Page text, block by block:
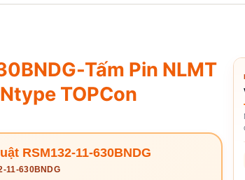
Tấm Pin NLMT
TOPCon
RSM132-11-630BNDG
11-630BNDG